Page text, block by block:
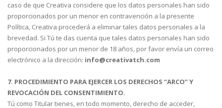
caso de que Creativa considere que los datos personales han sido
proporcionados por un menor en contravención a la presente
Política, Creativa procederá a eliminar tales datos personales a la
brevedad. Si Tú te das cuenta que tales datos personales han sido
proporcionados por un menor de 18 años, por favor envía un correo
electrónico a la dirección: info@creativatch.com
7. PROCEDIMIENTO PARA EJERCER LOS DERECHOS “ARCO” Y
REVOCACIÓN DEL CONSENTIMIENTO.
Tú como Titular tienes, en todo momento, derecho de acceder,